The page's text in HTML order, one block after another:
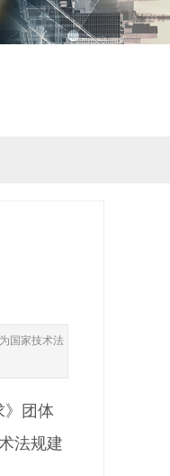
国家技术法
》团体
法规建